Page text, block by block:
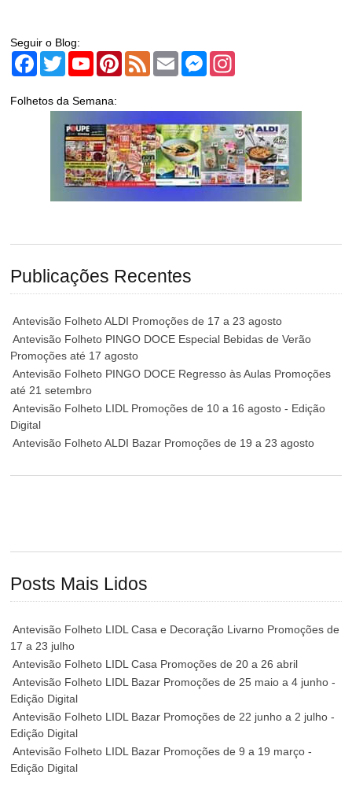
Seguir o Blog:
Facebook
TwitterYouTubePinterest
Feed Email Messenger
Folhetos da Semana:
Publicações Recentes
Antevisão Folheto ALDI Promoções de 17 a 23 agosto
Antevisão Folheto PINGO DOCE Especial Bebidas de Verão
Promoções até 17 agosto
Antevisão Folheto PINGO DOCE Regresso às Aulas Promoções
até 21 setembro
Antevisão Folheto LIDL Promoções de 10 a 16 agosto - Edição
Digital
Antevisão Folheto ALDI Bazar Promoções de 19 a 23 agosto
Posts Mais Lidos
Antevisão Folheto LIDL Casa e Decoração Livarno Promoções de
17 a 23 julho
Antevisão Folheto LIDL Casa Promoções de 20 a 26 abril
Antevisão Folheto LIDL Bazar Promoções de 25 maio a 4 junho -
Edição Digital
Antevisão Folheto LIDL Bazar Promoções de 22 junho a 2 julho -
Edição Digital
Antevisão Folheto LIDL Bazar Promoções de 9 a 19 março -
Edição Digital